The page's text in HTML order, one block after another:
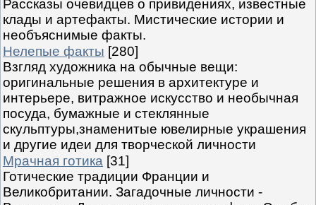
Рассказы очевидцев о привидениях, известные
клады и артефакты. Мистические истории и
необъяснимые факты.
Нелепые факты [280]
Взгляд художника на обычные вещи:
оригинальные решения в архитектуре и
интерьере, витражное искусство и необычная
посуда, бумажные и стеклянные
скульптуры,знаменитые ювелирные украшения
и другие идеи для творческой личности
Мрачная готика [31]
Готические традиции Франции и
Великобритании. Загадочные личности -